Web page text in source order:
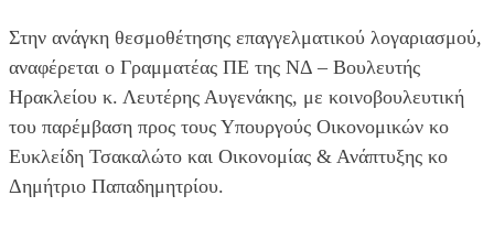
Στην ανάγκη θεσμοθέτησης επαγγελματικού λογαριασμού,
αναφέρεται ο Γραμματέας ΠΕ της ΝΔ – Βουλευτής
Ηρακλείου κ. Λευτέρης Αυγενάκης, με κοινοβουλευτική
του παρέμβαση προς τους Υπουργούς Οικονομικών κο
Ευκλείδη Τσακαλώτο και Οικονομίας & Ανάπτυξης κο
Δημήτριο Παπαδημητρίου.